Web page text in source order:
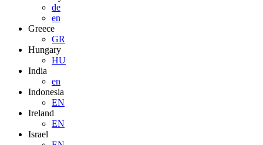
de
en
Greece
GR
Hungary
HU
India
en
Indonesia
EN
Ireland
EN
Israel